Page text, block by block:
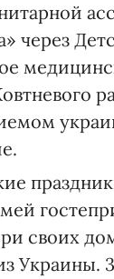
через
своих
Украины.